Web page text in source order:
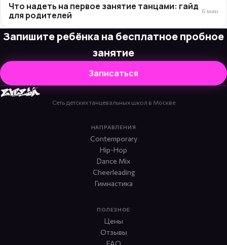
Что надеть на первое занятие танцами: гайд
для родителей
6 мин
Запишите ребёнка на бесплатное пробное
занятие
Записаться
Сеть детских танцевальных школ в Москве
НАПРАВЛЕНИЯ
Contemporary
Hip-Hop
Dance Mix
Cheerleading
Гимнастика
ПОЛЕЗНОЕ
Цены
Отзывы
FAQ